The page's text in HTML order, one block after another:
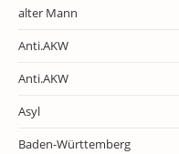
alter Mann
Anti.AKW
Anti.AKW
Asyl
Baden-Württemberg